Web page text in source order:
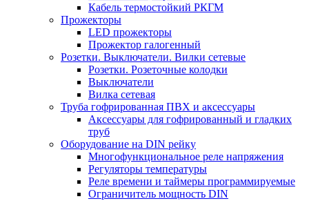
Кабель термостойкий РКГМ
Прожекторы
LED прожекторы
Прожектор галогенный
Розетки. Выключатели. Вилки сетевые
Розетки. Розеточные колодки
Выключатели
Вилка сетевая
Труба гофрированная ПВХ и аксессуары
Аксессуары для гофрированный и гладких
труб
Оборудование на DIN рейку
Многофункциональное реле напряжения
Регуляторы температуры
Реле времени и таймеры программируемые
Ограничитель мощность DIN